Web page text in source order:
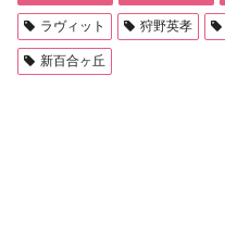
ラヴィット 狩野英孝
新百合ヶ丘